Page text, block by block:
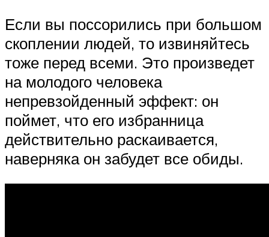
Если вы поссорились при большом
скоплении людей, то извиняйтесь
тоже перед всеми. Это произведет
на молодого человека
непревзойденный эффект: он
поймет, что его избранница
действительно раскаивается,
наверняка он забудет все обиды.